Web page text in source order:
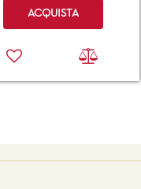
Quantità
ACQUISTA